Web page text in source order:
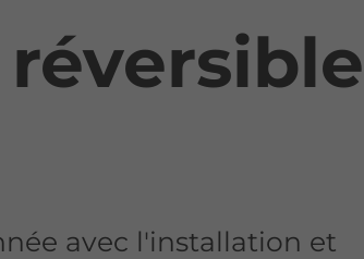
avec l'installation et